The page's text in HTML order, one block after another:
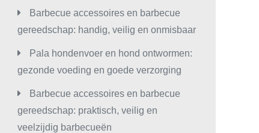
Barbecue accessoires en barbecue
gereedschap: handig, veilig en onmisbaar
Pala hondenvoer en hond ontwormen:
gezonde voeding en goede verzorging
Barbecue accessoires en barbecue
gereedschap: praktisch, veilig en
veelzijdig barbecueën